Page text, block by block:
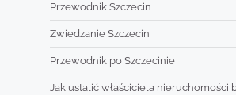
Przewodnik Szczecin
Zwiedzanie Szczecin
Przewodnik po Szczecinie
Jak ustalić właściciela nieruchomości